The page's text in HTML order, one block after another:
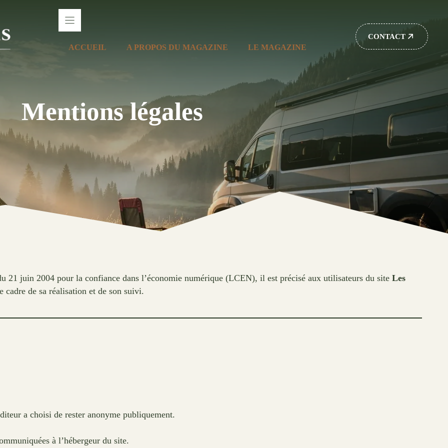
ACCUEIL A PROPOS DU MAGAZINE LE MAGAZINE
CONTACT
Mentions légales
21 juin 2004 pour la confiance dans l’économie numérique (LCEN), il est précisé aux utilisateurs du site Les
cadre de sa réalisation et de son suivi.
a choisi de rester anonyme publiquement.
à l’hébergeur du site.